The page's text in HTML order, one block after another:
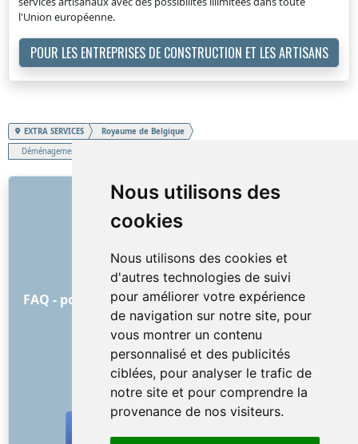
Nous utilisons des
cookies
Nous utilisons des cookies et
d'autres technologies de suivi
pour améliorer votre expérience
de navigation sur notre site, pour
vous montrer un contenu
personnalisé et des publicités
ciblées, pour analyser le trafic de
notre site et pour comprendre la
provenance de nos visiteurs.
l'Union européenne.
POUR LES ENTREPRISES DE CONSTRUCTION ET LES ARTISANS
EXTRA SERVICES
Royaume de Belgique
Déménagement matériaux de construction
LIENS
À propos de nous
Liste de prix
Conditions Générales
FAQ - pour les clients FAQ - pour les prestataires
Publicité et marketing
Blog
Contact
RÉSEAUX SOCIAUX